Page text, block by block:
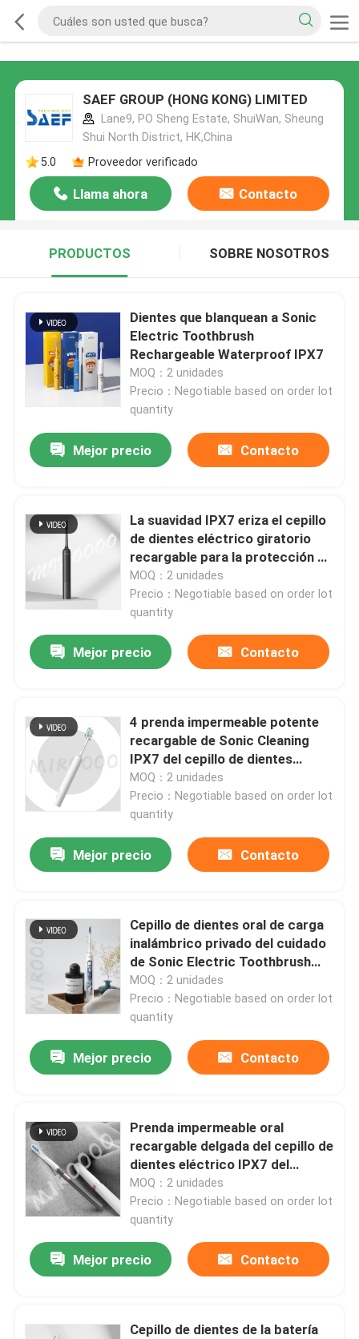
SAEF GROUP (HONG KONG) LIMITED
Lane9, PO Sheng Estate, ShuiWan, Sheung
Shui North District, HK,China
5.0
Proveedor verificado
Llama ahora Contacto
PRODUCTOS SOBRE NOSOTROS
Dientes que blanquean a Sonic
Electric Toothbrush
Rechargeable Waterproof IPX7
MOQ：2 unidades
Precio：Negotiable based on order lot
quantity
Mejor precio Contacto
La suavidad IPX7 eriza el cepillo
de dientes eléctrico giratorio
recargable para la protección de
la goma
MOQ：2 unidades
Precio：Negotiable based on order lot
quantity
Mejor precio Contacto
4 prenda impermeable potente
recargable de Sonic Cleaning
IPX7 del cepillo de dientes
eléctrico de los modos
MOQ：2 unidades
Precio：Negotiable based on order lot
quantity
Mejor precio Contacto
Cepillo de dientes oral de carga
inalámbrico privado del cuidado
de Sonic Electric Toothbrush
USB de la etiqueta
MOQ：2 unidades
Precio：Negotiable based on order lot
quantity
Mejor precio Contacto
Prenda impermeable oral
recargable delgada del cepillo de
dientes eléctrico IPX7 del
cuidado con 3 modos
MOQ：2 unidades
Precio：Negotiable based on order lot
quantity
Mejor precio Contacto
Cepillo de dientes de la batería